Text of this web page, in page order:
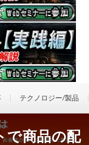
テクノロジー/製品
で商品の配